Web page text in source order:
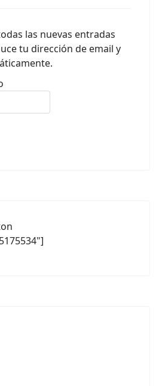
las nuevas entradas
tu dirección de email y